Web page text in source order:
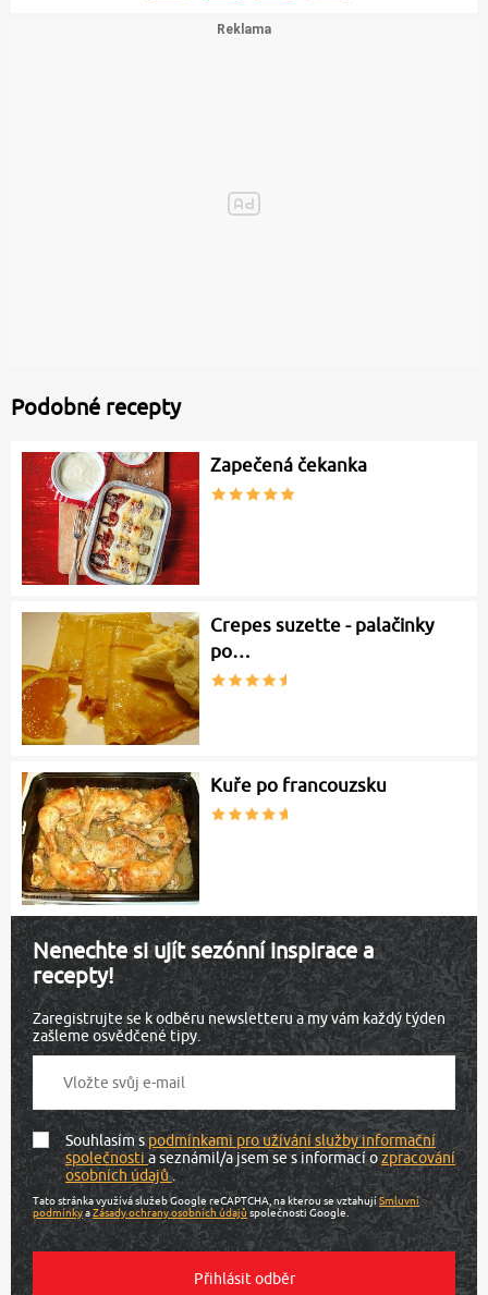
Podobné recepty
Zapečená čekanka
Crepes suzette - palačinky
po…
Kuře po francouzsku
Nenechte si ujít sezónní inspirace a
recepty!
Zaregistrujte se k odběru newsletteru a my vám každý týden
zašleme osvědčené tipy.
Souhlasím spodmínkami pro užívání služby informační
společnostia seznámil/a jsem se s informací ozpracování
osobních údajů.
Tato stránka využívá služeb Google reCAPTCHA, na kterou se vztahujíSmluvní
podmínkyaZásady ochrany osobních údajů společnosti Google.